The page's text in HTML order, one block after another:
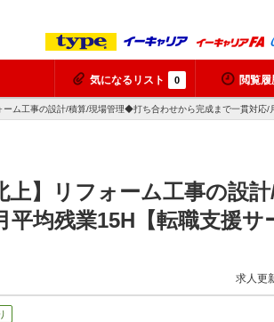
気になるリスト 0 閲覧履
ム工事の設計/積算/現場管理◆打ち合わせから完成まで一貫対応/
上】リフォーム工事の設
均残業15H【転職支援サ
求人更